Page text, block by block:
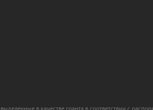
в качестве гранта в соответствии c